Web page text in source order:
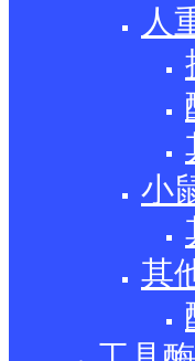
人
小
其